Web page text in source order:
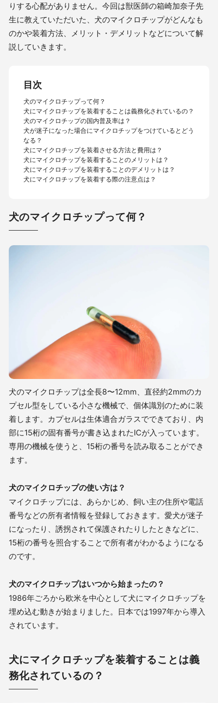
りする心配がありません。今回は獣医師の箱崎加奈子先
生に教えていただいた、犬のマイクロチップがどんなも
のかや装着方法、メリット・デメリットなどについて解
説していきます。
目次
犬のマイクロチップって何？
犬にマイクロチップを装着することは義務化されているの？
犬のマイクロチップの国内普及率は？
犬が迷子になった場合にマイクロチップをつけているとどう
なる？
犬にマイクロチップを装着させる方法と費用は？
犬にマイクロチップを装着することのメリットは？
犬にマイクロチップを装着することのデメリットは？
犬にマイクロチップを装着する際の注意点は？
犬のマイクロチップって何？
犬のマイクロチップは全長8〜12mm 、直径約2mmのカ
プセル型をしている小さな機械で、個体識別のために装
着します。カプセルは生体適合ガラスでできており、内
部に15桁の固有番号が書き込まれたICが入っています。
専用の機械を使うと、 15桁の番号を読み取ることができ
ます。
犬のマイクロチップの使い方は？
マイクロチップには、あらかじめ、飼い主の住所や電話
番号などの所有者情報を登録しておきます。愛犬が迷子
になったり、誘拐されて保護されたりしたときなどに、
15桁の番号を照合することで所有者がわかるようになる
のです。
犬のマイクロチップはいつから始まったの？
1986年ごろから欧米を中心として犬にマイクロチップを
埋め込む動きが始まりました。日本では1997年から導入
されています。
犬にマイクロチップを装着することは義
務化されているの？